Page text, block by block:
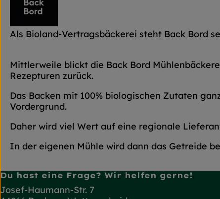
Als Bioland-Vertragsbäckerei steht Back Bord
Mittlerweile blickt die Back Bord
Rezepturen zurück.
Das Backen mit 100% biologischen Zutaten
Vordergrund.
Daher wird viel Wert auf eine regionale
In der eigenen Mühle wird dann das Getreide
Du hast eine Frage? Wir helfen gerne!
Josef-Haumann-Str. 7